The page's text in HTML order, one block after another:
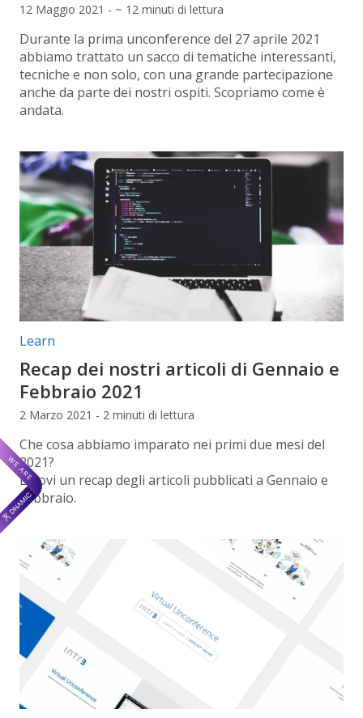
12 Maggio 2021 - ~ 12 minuti di lettura
Durante la prima unconference del 27 aprile 2021
abbiamo trattato un sacco di tematiche interessanti,
tecniche e non solo, con una grande partecipazione
anche da parte dei nostri ospiti. Scopriamo come è
andata.
Categorie articolo:
Learn
Recap dei nostri articoli di Gennaio e
Febbraio 2021
2 Marzo 2021 - 2 minuti di lettura
Che cosa abbiamo imparato nei primi due mesi del
2021?
Eccovi un recap degli articoli pubblicati a Gennaio e
Febbraio.